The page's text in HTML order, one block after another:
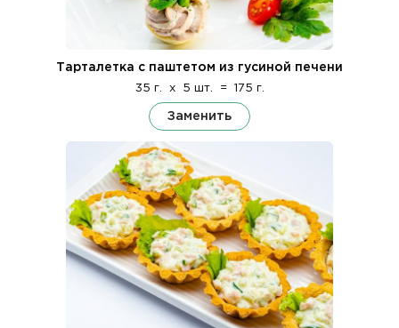
Тарталетка с паштетом из гусиной печени
35 г. x 5 шт. = 175 г.
Заменить